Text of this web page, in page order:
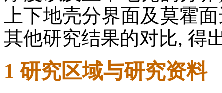
上下地壳分界面及莫霍
其他研究结果的对比, 得
1 研究区域与研究资料